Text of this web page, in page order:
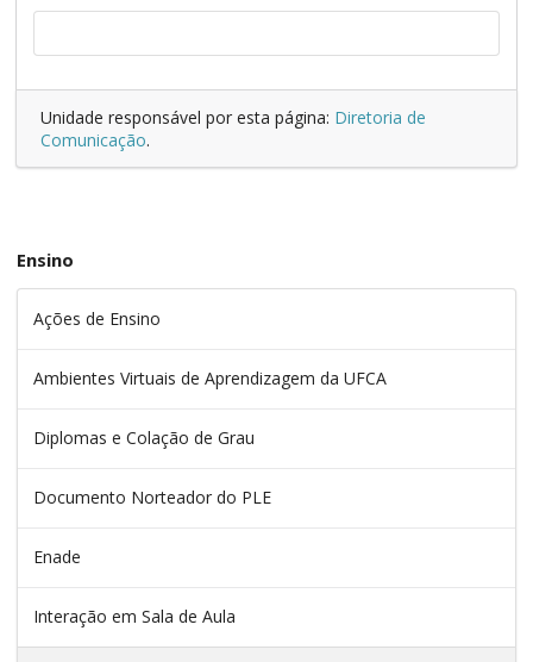
Unidade responsável por esta página: Diretoria de
Comunicação.
Ensino
Ações de Ensino
Ambientes Virtuais de Aprendizagem da UFCA
Diplomas e Colação de Grau
Documento Norteador do PLE
Enade
Interação em Sala de Aula